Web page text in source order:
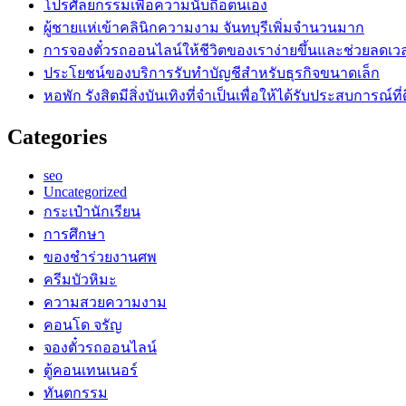
โปรศัลยกรรมเพื่อความนับถือตนเอง
ผู้ชายแห่เข้าคลินิกความงาม จันทบุรีเพิ่มจำนวนมาก
การจองตั๋วรถออนไลน์ให้ชีวิตของเราง่ายขึ้นและช่วยลดเว
ประโยชน์ของบริการรับทำบัญชีสำหรับธุรกิจขนาดเล็ก
หอพัก รังสิตมีสิ่งบันเทิงที่จำเป็นเพื่อให้ได้รับประสบการณ์
Categories
seo
Uncategorized
กระเป๋านักเรียน
การศึกษา
ของชำร่วยงานศพ
ครีมบัวหิมะ
ความสวยความงาม
คอนโด จรัญ
จองตั๋วรถออนไลน์
ตู้คอนเทนเนอร์
ทันตกรรม